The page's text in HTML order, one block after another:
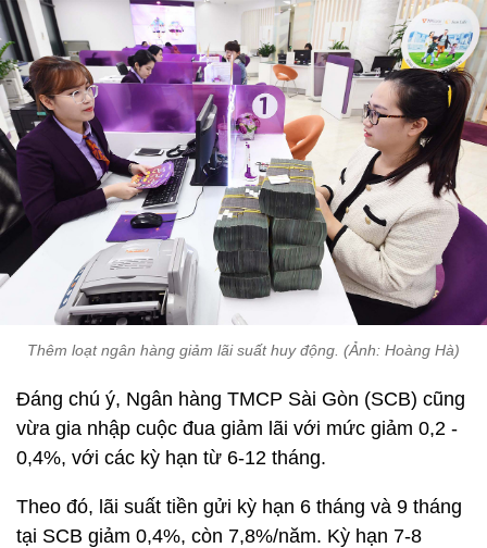
Thêm loạt ngân hàng giảm lãi suất huy động. (Ảnh: Hoàng Hà)
Đáng chú ý, Ngân hàng TMCP Sài Gòn (SCB) cũng
vừa gia nhập cuộc đua giảm lãi với mức giảm 0,2 -
0,4%, với các kỳ hạn từ 6-12 tháng.
Theo đó, lãi suất tiền gửi kỳ hạn 6 tháng và 9 tháng
tại SCB giảm 0,4%, còn 7,8%/năm. Kỳ hạn 7-8